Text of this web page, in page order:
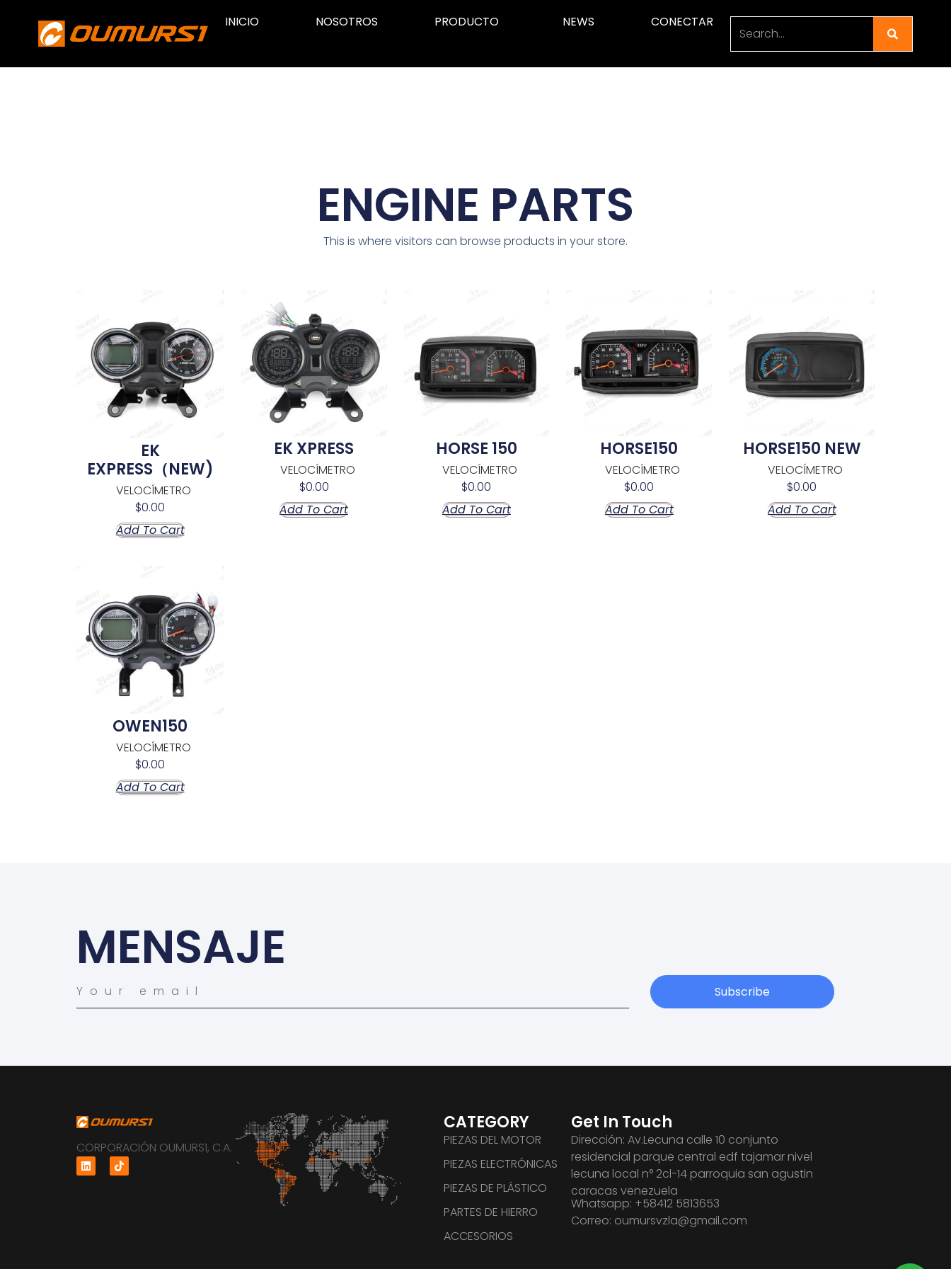
INICIO NOSOTROS PRODUCTO NEWS CONECTAR
ENGINE PARTS
This is where visitors can browse products in your store.
EK
EXPRESS（NEW)
VELOCÍMETRO
$0.00
Add To Cart
EK XPRESS
VELOCÍMETRO
$0.00
Add To Cart
HORSE 150
VELOCÍMETRO
$0.00
Add To Cart
HORSE150
VELOCÍMETRO
$0.00
Add To Cart
HORSE150 NEW
VELOCÍMETRO
$0.00
Add To Cart
OWEN150
VELOCÍMETRO
$0.00
Add To Cart
MENSAJE
Subscribe
CORPORACIÓN OUMURS1, C.A.
CATEGORY
PIEZAS DEL MOTOR
PIEZAS ELECTRÓNICAS
PIEZAS DE PLÁSTICO
PARTES DE HIERRO
ACCESORIOS
Get In Touch
Dirección: Av.Lecuna calle 10 conjunto
residencial parque central edf tajamar nivel
lecuna local n° 2cl-14 parroquia san agustin
caracas venezuela
Whatsapp: +58412 5813653
Correo: oumursvzla@gmail.com